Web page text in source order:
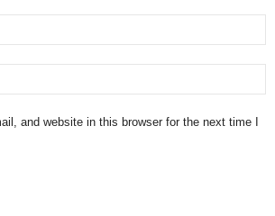
and website in this browser for the next time I